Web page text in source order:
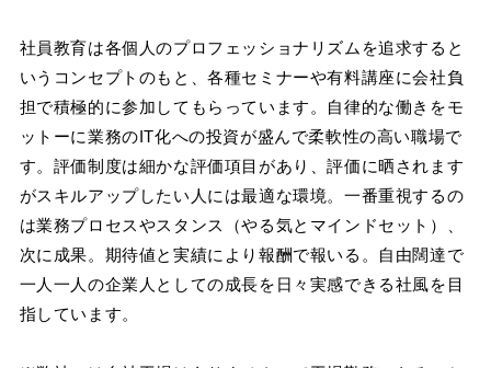
社員教育は各個人のプロフェッショナリズムを追求すると
いうコンセプトのもと、各種セミナーや有料講座に会社負
担で積極的に参加してもらっています。自律的な働きをモ
ットーに業務のIT化への投資が盛んで柔軟性の高い職場で
す。評価制度は細かな評価項目があり、評価に晒されます
がスキルアップしたい人には最適な環境。一番重視するの
は業務プロセスやスタンス（やる気とマインドセット）、
次に成果。期待値と実績により報酬で報いる。自由闊達で
一人一人の企業人としての成長を日々実感できる社風を目
指しています。